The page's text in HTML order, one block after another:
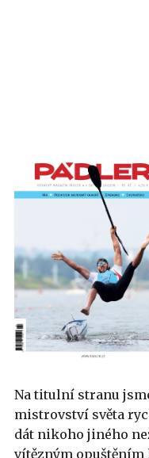
Na titulní stranu
mistrovství světa
dát nikoho jiného
vítězným